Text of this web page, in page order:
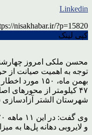
Linkedin
nisakhabar.ir/?p=15820
کپی لینک
محسن ملکی امروز
توجه به اهمیت صیانت از
بهمن ماه، ۱۵۰
۴۷ کیلومتر از محورهای
شهرستان الشتر
و لایروبی دهانه پل‌ها به میزان ۵۰ هزار مترمکعب انجام